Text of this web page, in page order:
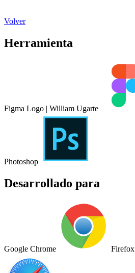
Volver
Herramienta
Figma Logo | William Ugarte
Photoshop
Desarrollado para
Google Chrome Firefox